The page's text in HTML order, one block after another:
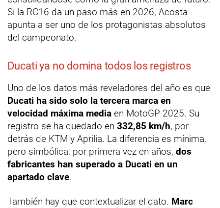
Si la RC16 da un paso más en 2026, Acosta
apunta a ser uno de los protagonistas absolutos
del campeonato.
Ducati ya no domina todos los registros
Uno de los datos más reveladores del año es que
Ducati ha sido solo la tercera marca en
velocidad máxima media en MotoGP 2025. Su
registro se ha quedado en 332,85 km/h, por
detrás de KTM y Aprilia. La diferencia es mínima,
pero simbólica: por primera vez en años, dos
fabricantes han superado a Ducati en un
apartado clave.
También hay que contextualizar el dato. Marc